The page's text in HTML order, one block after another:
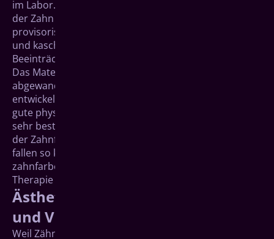
im Labor. Da hier etwas Zeit benötigt wird, bekommt
der Zahn zwischenzeitlich eine Krone aus
provisorischem Material. Diese wird direkt angefertigt
und kaschiert die vorübergehende ästhetische
Beeinträchtigung.
Das Material für solche Provisorien basiert meist auf
abgewandelten (modifizierten) und speziell dafür
entwickelten Kunststoffen. Sie weisen für ihren Zweck
gute physikalische Eigenschaften auf, sind im Mund
sehr beständig und gut verträglich. Vor allem sind sie
der Zahnfarbe Ihrer natürlichen Zähne angepasst und
fallen so kaum auf. Lachen ist gesund; mit einem
zahnfarbenen Provisorium ist dies auch während der
Therapie möglich.
Ästhetische Kunststoffe von Teil-
und Vollprothesen
Weil Zähne auch eine Rolle bei der Formgebung der